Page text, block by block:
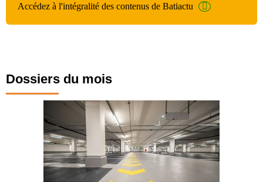
Accédez à l'intégralité des contenus de Batiactu
Dossiers du mois